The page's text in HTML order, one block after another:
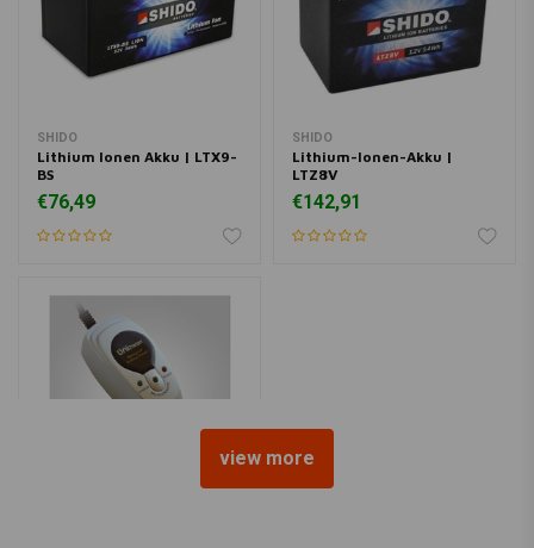
SHIDO
Lithium Ionen Akku | LTX9-
BS
€76,49
SHIDO
Lithium-Ionen-Akku |
LTZ8V
€142,91
view more